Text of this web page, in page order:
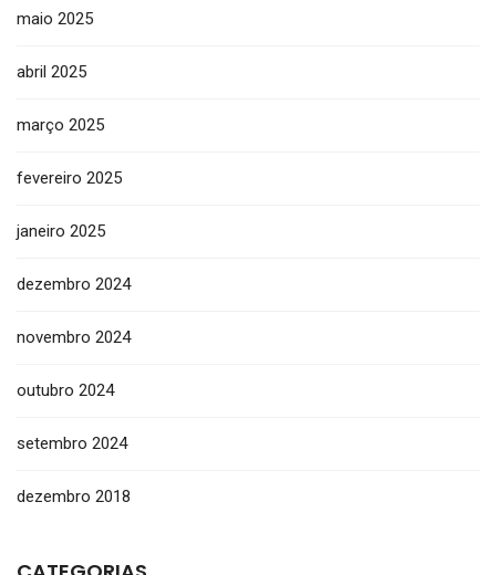
maio 2025
abril 2025
março 2025
fevereiro 2025
janeiro 2025
dezembro 2024
novembro 2024
outubro 2024
setembro 2024
dezembro 2018